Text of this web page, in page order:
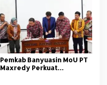
Pemkab Banyuasin MoU PT
Maxredy Perkuat